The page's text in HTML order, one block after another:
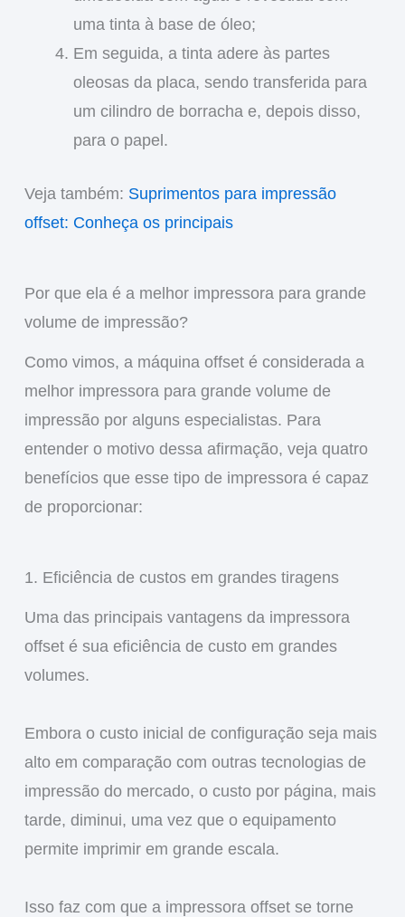
uma tinta à base de óleo;
Em seguida, a tinta adere às partes
oleosas da placa, sendo transferida para
um cilindro de borracha e, depois disso,
para o papel.
Veja também: Suprimentos para impressão
offset: Conheça os principais
Por que ela é a melhor impressora para grande
volume de impressão?
Como vimos, a máquina offset é considerada a
melhor impressora para grande volume de
impressão por alguns especialistas. Para
entender o motivo dessa afirmação, veja quatro
benefícios que esse tipo de impressora é capaz
de proporcionar:
1. Eficiência de custos em grandes tiragens
Uma das principais vantagens da impressora
offset é sua eficiência de custo em grandes
volumes.
Embora o custo inicial de configuração seja mais
alto em comparação com outras tecnologias de
impressão do mercado, o custo por página, mais
tarde, diminui, uma vez que o equipamento
permite imprimir em grande escala.
Isso faz com que a impressora offset se torne